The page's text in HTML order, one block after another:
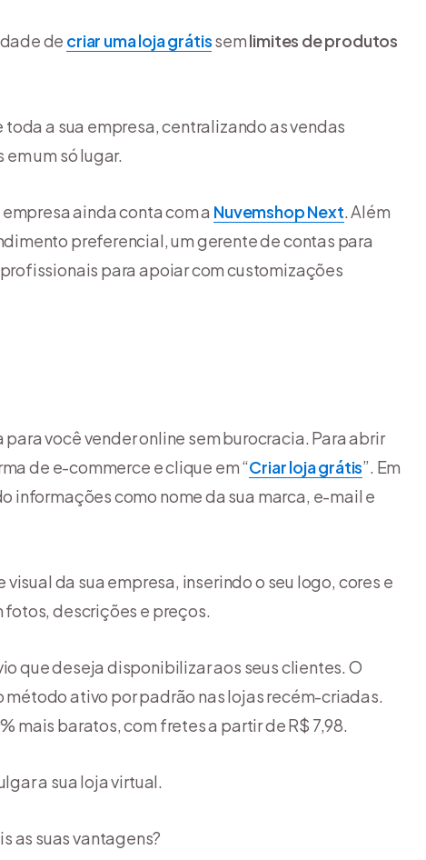
de criar uma loja grátissemlimites de produtos
a sua empresa, centralizando as vendas
um só lugar.
ainda conta com a Nuvemshop Next. Além
preferencial, um gerente de contas para
para apoiar com customizações
você vender online sem burocracia. Para abrir
de e-commerce e clique em “Criar loja grátis”. Em
informações como nome da sua marca, e-mail e
da sua empresa, inserindo o seu logo, cores e
fotos, descrições e preços.
que deseja disponibilizar aos seus clientes. O
método ativo por padrão nas lojas recém-criadas.
mais baratos, com fretes a partir de R$ 7,98.
a sua loja virtual.
as suas vantagens?